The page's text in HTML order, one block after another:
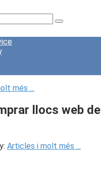
més ...
llocs web de
Articles i molt més ...